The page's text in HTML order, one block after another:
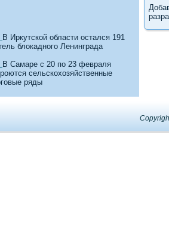
В Иркутской области остался 191
блокадного Ленинграда
В Самаре с 20 по 23 февраля
сельскохозяйственные
ряды